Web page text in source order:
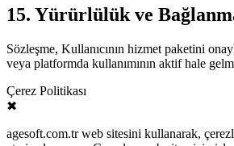
15. Yürürlülük ve
Sözleşme, Kullanıcının hizmet paketini
veya platformda kullanımının aktif hale
Çerez Politikası
✖
agesoft.com.tr web sitesini kullanarak,